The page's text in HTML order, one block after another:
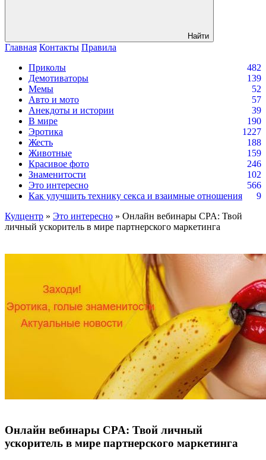
Найти
Главная Контакты Правила
Приколы
482
Демотиваторы
139
Мемы
52
Авто и мото
57
Анекдоты и истории
39
В мире
190
Эротика
1227
Жесть
188
Животные
159
Красивое фото
246
Знаменитости
102
Это интересно
566
Как улучшить технику секса и взаимные отношения
9
Кулцентр » Это интересно » Онлайн вебинары CPA: Твой
личный ускоритель в мире партнерского маркетинга
Онлайн вебинары CPA: Твой личный
ускоритель в мире партнерского маркетинга